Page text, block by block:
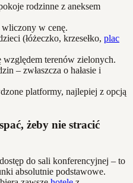
rodzinne z aneksem
wliczony w cenę.
(łóżeczko, krzesełko, plac
terenów zielonych.
– zwłaszcza o hałasie i
platformy, najlepiej z opcją
żeby nie stracić
do sali konferencyjnej – to
absolutnie podstawowe.